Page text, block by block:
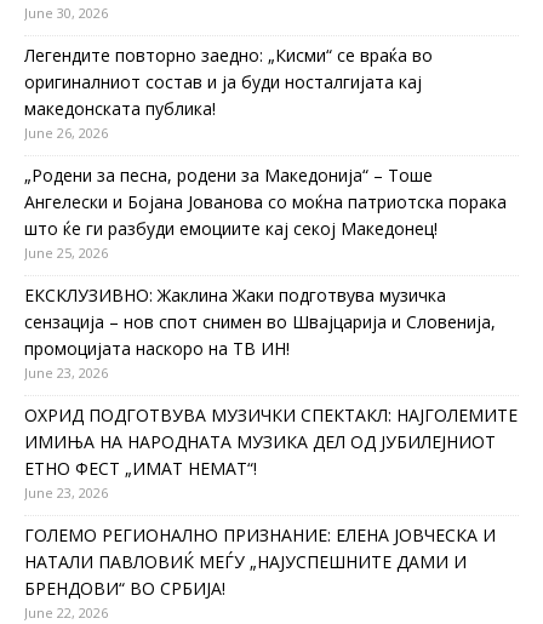
June 30, 2026
Легендите повторно заедно: „Кисми“ се враќа во
оригиналниот состав и ја буди носталгијата кај
македонската публика!
June 26, 2026
„Родени за песна, родени за Македонија“ – Тоше
Ангелески и Бојана Јованова со моќна патриотска порака
што ќе ги разбуди емоциите кај секој Македонец!
June 25, 2026
ЕКСКЛУЗИВНО: Жаклина Жаки подготвува музичка
сензација – нов спот снимен во Швајцарија и Словенија,
промоцијата наскоро на ТВ ИН!
June 23, 2026
ОХРИД ПОДГОТВУВА МУЗИЧКИ СПЕКТАКЛ: НАЈГОЛЕМИТЕ
ИМИЊА НА НАРОДНАТА МУЗИКА ДЕЛ ОД ЈУБИЛЕЈНИОТ
ЕТНО ФЕСТ „ИМАТ НЕМАТ“!
June 23, 2026
ГОЛЕМО РЕГИОНАЛНО ПРИЗНАНИЕ: ЕЛЕНА ЈОВЧЕСКА И
НАТАЛИ ПАВЛОВИЌ МЕЃУ „НАЈУСПЕШНИТЕ ДАМИ И
БРЕНДОВИ“ ВО СРБИЈА!
June 22, 2026